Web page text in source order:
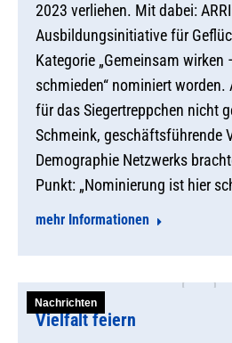
2023 verliehen. Mit dabei:
Ausbildungsinitiative für
Kategorie „Gemeinsam wirken
schmieden“ nominiert worden.
für das Siegertreppchen nicht
Schmeink, geschäftsführende
Demographie Netzwerks
Punkt: „Nominierung ist hier
mehr Informationen
Nachrichten
Vielfalt feiern